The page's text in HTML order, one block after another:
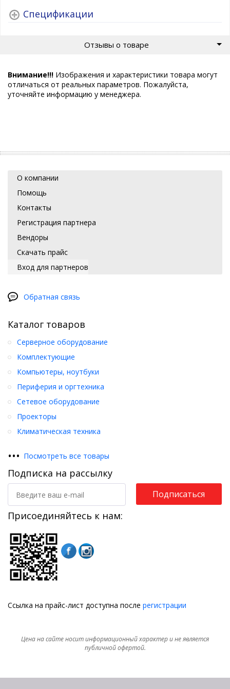
Спецификации
Отзывы о товаре
Внимание!!! Изображения и характеристики товара могут
отличаться от реальных параметров. Пожалуйста,
уточняйте информацию у менеджера.
О компании
Помощь
Контакты
Регистрация партнера
Вендоры
Скачать прайс
Вход для партнеров
Обратная связь
Каталог товаров
Серверное оборудование
Комплектующие
Компьютеры, ноутбуки
Периферия и оргтехника
Сетевое оборудование
Проекторы
Климатическая техника
••• Посмотреть все товары
Подписка на рассылку
Подписаться
Присоединяйтесь к нам:
Ссылка на прайс-лист доступна после регистрации
Цена на сайте носит информационный характер и не является
публичной офертой.